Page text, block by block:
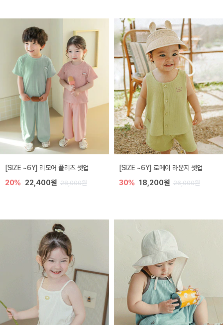
[SIZE ~6Y] 리모어 플리츠 셋업
20% 22,400원 28,000원
[SIZE ~6Y] 로메이 라운지 셋업
30% 18,200원 26,000원